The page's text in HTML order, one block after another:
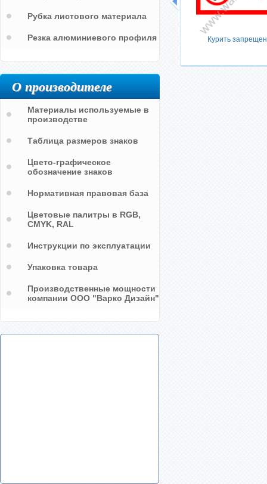
Курить
Рубка листового материала
Резка алюминиевого профиля
О производителе
Материалы используемые в
производстве
Таблица размеров знаков
Цвето-графическое
обозначение знаков
Нормативная правовая база
Цветовые палитры в RGB,
CMYK, RAL
Инструкции по эксплуатации
Упаковка товара
Производственные мощности
компании ООО "Варко Дизайн"